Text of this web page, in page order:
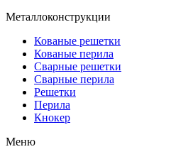
Металлоконструкции
Кованые решетки
Кованые перила
Сварные решетки
Сварные перила
Решетки
Перила
Кнокер
Меню